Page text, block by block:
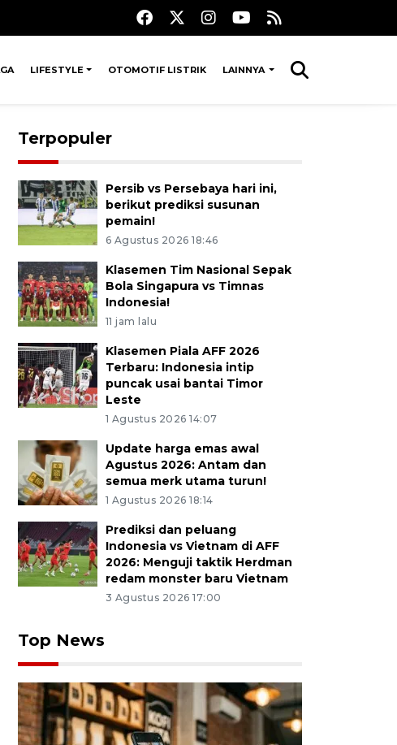
LIFESTYLE OTOMOTIF LISTRIK LAINNYA
Psikolog mencatat percakapan saat mendengarkan
Ibrahim Adjie, Bandung, Jawa Barat, Rabu (13/5/2026).
menghadirkan pelayanan psikologi klinis di 12 puskesmas
merespons tingginya tingkat stres dan gangguan
Terpopuler
Persib vs Persebaya hari ini,
berikut prediksi susunan
pemain!
6 Agustus 2026 18:46
Klasemen Tim Nasional Sepak
Bola Singapura vs Timnas
Indonesia!
11 jam lalu
Klasemen Piala AFF 2026
Terbaru: Indonesia intip
puncak usai bantai Timor
Leste
1 Agustus 2026 14:07
Update harga emas awal
Agustus 2026: Antam dan
semua merk utama turun!
1 Agustus 2026 18:14
Prediksi dan peluang
Indonesia vs Vietnam di AFF
2026: Menguji taktik Herdman
redam monster baru Vietnam
3 Agustus 2026 17:00
Top News